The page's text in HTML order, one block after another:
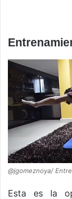
@jgomeznoya/
Esta es la